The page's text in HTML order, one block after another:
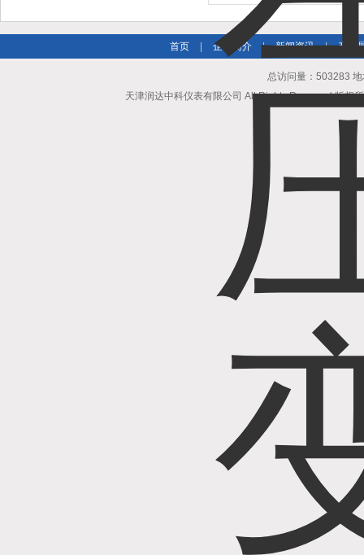
首页 企业简介 | 新闻资讯 | 产品
总访问量：503283
天津润达中科仪表有限公司 All Rights Reserved 版权